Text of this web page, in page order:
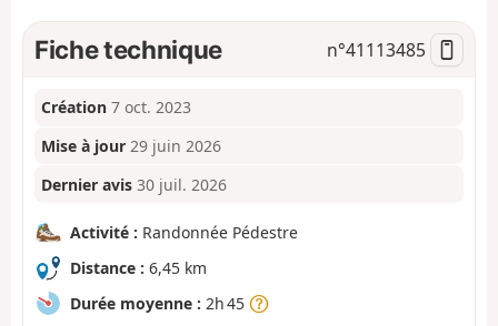
Fiche technique n°41113485
Création 7 oct. 2023
Mise à jour 29 juin 2026
Dernier avis 30 juil. 2026
Activité : Randonnée Pédestre
Distance : 6,45 km
Durée moyenne : 2h 45